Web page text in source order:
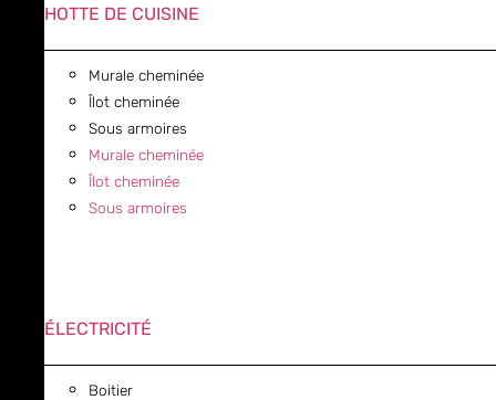
HOTTE DE CUISINE
Murale cheminée
Îlot cheminée
Sous armoires
Murale cheminée
Îlot cheminée
Sous armoires
ÉLECTRICITÉ
Boitier